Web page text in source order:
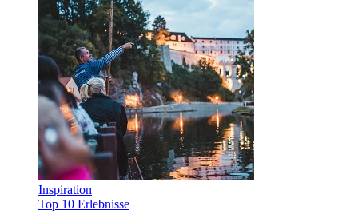
Inspiration
Top 10 Erlebnisse